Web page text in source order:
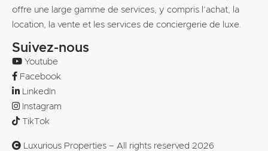
offre une large gamme de services, y compris l’achat, la
location, la vente et les services de conciergerie de luxe.
Suivez-nous
Youtube
Facebook
LinkedIn
Instagram
TikTok
Luxurious Properties – All rights reserved 2026